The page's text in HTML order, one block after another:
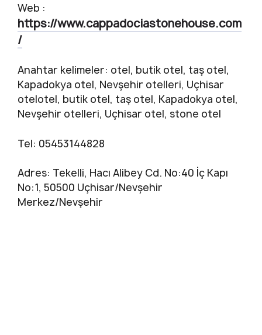
Web :
https://www.cappadociastonehouse.com
/
Anahtar kelimeler: otel, butik otel, taş otel,
Kapadokya otel, Nevşehir otelleri, Uçhisar
otelotel, butik otel, taş otel, Kapadokya otel,
Nevşehir otelleri, Uçhisar otel, stone otel
Tel: 05453144828
Adres: Tekelli, Hacı Alibey Cd. No:40 İç Kapı
No:1, 50500 Uçhisar/Nevşehir
Merkez/Nevşehir